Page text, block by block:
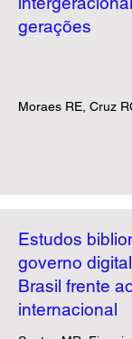
gerações
Moraes RE, Cruz
Estudos
governo
Brasil frente
internacional